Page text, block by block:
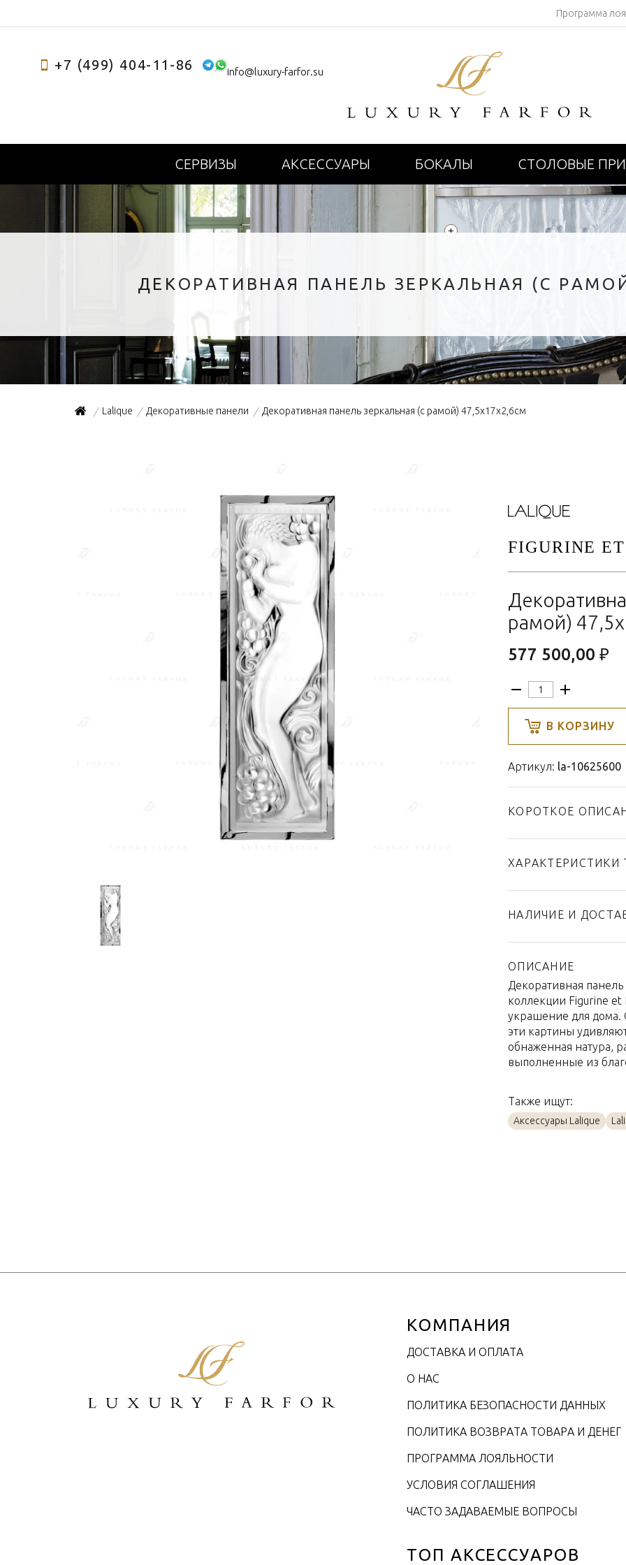
Программа
+7 (499) 404-11-86 info@luxury-farfor.su
СЕРВИЗЫ АКСЕССУАРЫ БОКАЛЫ СТОЛОВЫЕ
+
ДЕКОРАТИВНАЯ ПАНЕЛЬ ЗЕРКАЛЬНАЯ (С
/ Lalique / Декоративные панели / Декоративная панель зеркальная (с рамой) 47,5x17x2,6см
FIGURINE
рамой)
577 500,00 ₽
В КОРЗИНУ
Артикул: la-10625600
КОРОТКОЕ
ХАРАКТЕРИСТИКИ
Коллекция
Страна
Материал
Объем / Размер
НАЛИЧИЕ И
ОПИСАНИЕ
Декоративная
коллекции Figurine et
украшение для дома.
эти картины
обнаженная натура,
выполненные из
Также ищут:
Аксессуары Lalique
КОМПАНИЯ
ДОСТАВКА И ОПЛАТА
О НАС
ПОЛИТИКА БЕЗОПАСНОСТИ ДАННЫХ
ПОЛИТИКА ВОЗВРАТА ТОВАРА И ДЕНЕГ
ПРОГРАММА ЛОЯЛЬНОСТИ
УСЛОВИЯ СОГЛАШЕНИЯ
ЧАСТО ЗАДАВАЕМЫЕ ВОПРОСЫ
ТОП АКСЕССУАРОВ